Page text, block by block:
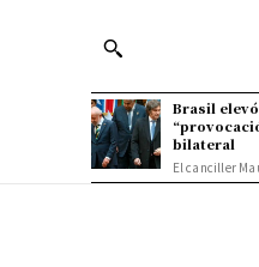
Brasil
bilateral
El canciller